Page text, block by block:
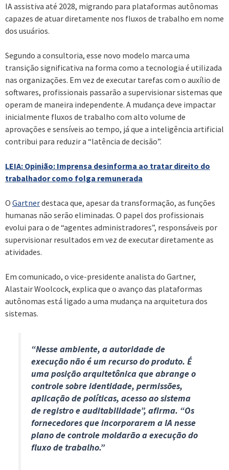
IA assistiva até 2028, migrando para plataformas autônomas
capazes de atuar diretamente nos fluxos de trabalho em nome
dos usuários.
Segundo a consultoria, esse novo modelo marca uma
transição significativa na forma como a tecnologia é utilizada
nas organizações. Em vez de executar tarefas com o auxílio de
softwares, profissionais passarão a supervisionar sistemas que
operam de maneira independente. A mudança deve impactar
inicialmente fluxos de trabalho com alto volume de
aprovações e sensíveis ao tempo, já que a inteligência artificial
contribui para reduzir a “latência de decisão”.
LEIA: Opinião: Imprensa desinforma ao tratar direito do
trabalhador como folga remunerada
O Gartnerdestaca que, apesar da transformação, as funções
humanas não serão eliminadas. O papel dos profissionais
evolui para o de “agentes administradores”, responsáveis por
supervisionar resultados em vez de executar diretamente as
atividades.
Em comunicado, o vice-presidente analista do Gartner,
Alastair Woolcock, explica que o avanço das plataformas
autônomas está ligado a uma mudança na arquitetura dos
sistemas.
“Nesse ambiente, a autoridade de
execução não é um recurso do produto. É
uma posição arquitetônica que abrange o
controle sobre identidade, permissões,
aplicação de políticas, acesso ao sistema
de registro e auditabilidade”, afirma. “Os
fornecedores que incorporarem a IA nesse
plano de controle moldarão a execução do
fluxo de trabalho.”